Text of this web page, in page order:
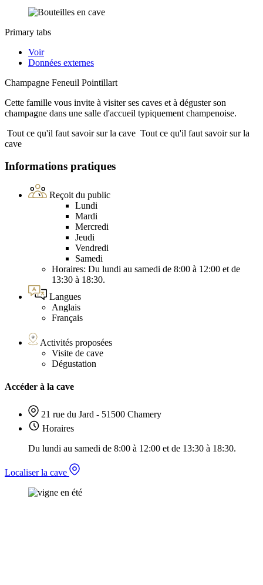
Primary tabs
Voir
Données externes
Champagne Feneuil Pointillart
Cette famille vous invite à visiter ses caves et à déguster son
champagne dans une salle d'accueil typiquement champenoise.
Tout ce qu'il faut savoir sur la cave Tout ce qu'il faut savoir sur la
cave
Informations pratiques
Reçoit du public
Lundi
Mardi
Mercredi
Jeudi
Vendredi
Samedi
Horaires: Du lundi au samedi de 8:00 à 12:00 et de
13:30 à 18:30.
Langues
Anglais
Français
Activités proposées
Visite de cave
Dégustation
Accéder à la cave
21 rue du Jard - 51500 Chamery
Horaires
Du lundi au samedi de 8:00 à 12:00 et de 13:30 à 18:30.
Localiser la cave